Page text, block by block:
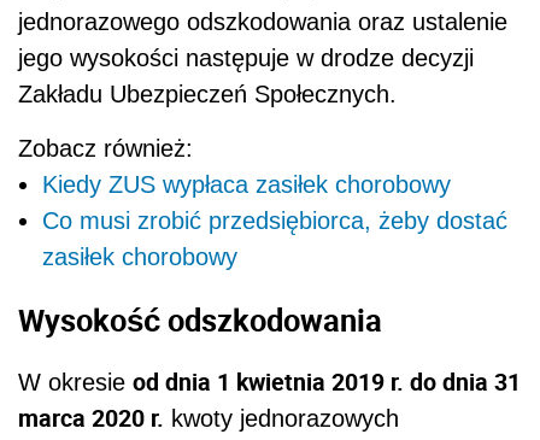
jednorazowego odszkodowania oraz ustalenie
jego wysokości następuje w drodze decyzji
Zakładu Ubezpieczeń Społecznych.
Zobacz również:
Kiedy ZUS wypłaca zasiłek chorobowy
Co musi zrobić przedsiębiorca, żeby dostać
zasiłek chorobowy
Wysokość odszkodowania
W okresie od dnia 1 kwietnia 2019 r. do dnia 31
marca 2020 r. kwoty jednorazowych